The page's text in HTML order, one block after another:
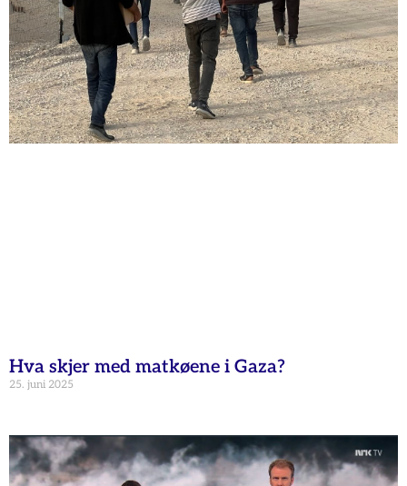
Hva skjer med matkøene i Gaza?
25. juni 2025